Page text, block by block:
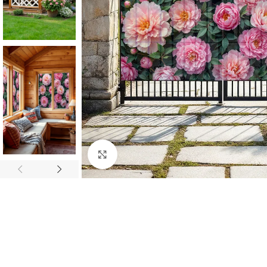
Нажмите, чтобы увеличить